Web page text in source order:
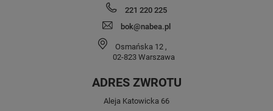
221 220 225
bok@nabea.pl
Osmańska 12 ,
02-823 Warszawa
ADRES ZWROTU
Aleja Katowicka 66